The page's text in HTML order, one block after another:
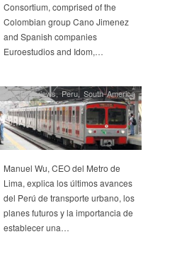
Consortium, comprised of the
Colombian group Cano Jimenez
and Spanish companies
Euroestudios and Idom,…
,Interviews,Peru,South America
Manuel Wu, CEO del Metro de
Lima, explica los últimos avances
del Perú de transporte urbano, los
planes futuros y la importancia de
establecer una…